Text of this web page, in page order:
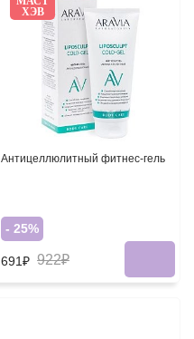
ХЭВ
Антицеллюлитный фитнес-гель
- 25%
691₽ 922₽